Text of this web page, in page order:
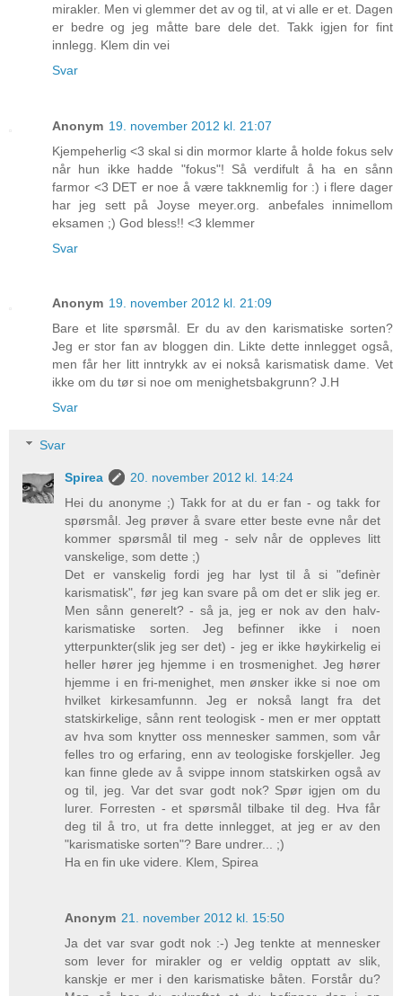
mirakler. Men vi glemmer det av og til, at vi alle er et. Dagen
er bedre og jeg måtte bare dele det. Takk igjen for fint
innlegg. Klem din vei
Svar
Anonym 19. november 2012 kl. 21:07
Kjempeherlig <3 skal si din mormor klarte å holde fokus selv
når hun ikke hadde "fokus"! Så verdifult å ha en sånn
farmor <3 DET er noe å være takknemlig for :) i flere dager
har jeg sett på Joyse meyer.org. anbefales innimellom
eksamen ;) God bless!! <3 klemmer
Svar
Anonym 19. november 2012 kl. 21:09
Bare et lite spørsmål. Er du av den karismatiske sorten?
Jeg er stor fan av bloggen din. Likte dette innlegget også,
men får her litt inntrykk av ei nokså karismatisk dame. Vet
ikke om du tør si noe om menighetsbakgrunn? J.H
Svar
Svar
Spirea
20. november 2012 kl. 14:24
Hei du anonyme ;) Takk for at du er fan - og takk for
spørsmål. Jeg prøver å svare etter beste evne når det
kommer spørsmål til meg - selv når de oppleves litt
vanskelige, som dette ;)
Det er vanskelig fordi jeg har lyst til å si "definèr
karismatisk", før jeg kan svare på om det er slik jeg er.
Men sånn generelt? - så ja, jeg er nok av den halv-
karismatiske sorten. Jeg befinner ikke i noen
ytterpunkter(slik jeg ser det) - jeg er ikke høykirkelig ei
heller hører jeg hjemme i en trosmenighet. Jeg hører
hjemme i en fri-menighet, men ønsker ikke si noe om
hvilket kirkesamfunnn. Jeg er nokså langt fra det
statskirkelige, sånn rent teologisk - men er mer opptatt
av hva som knytter oss mennesker sammen, som vår
felles tro og erfaring, enn av teologiske forskjeller. Jeg
kan finne glede av å svippe innom statskirken også av
og til, jeg. Var det svar godt nok? Spør igjen om du
lurer. Forresten - et spørsmål tilbake til deg. Hva får
deg til å tro, ut fra dette innlegget, at jeg er av den
"karismatiske sorten"? Bare undrer... ;)
Ha en fin uke videre. Klem, Spirea
Anonym 21. november 2012 kl. 15:50
Ja det var svar godt nok :-) Jeg tenkte at mennesker
som lever for mirakler og er veldig opptatt av slik,
kanskje er mer i den karismatiske båten. Forstår du?